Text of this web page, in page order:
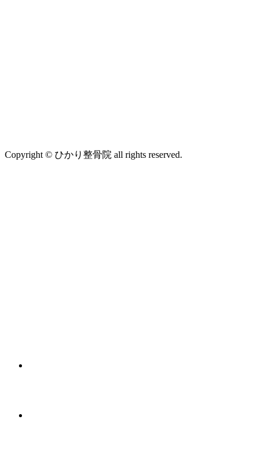
Copyright © ひかり整骨院 all rights reserved.